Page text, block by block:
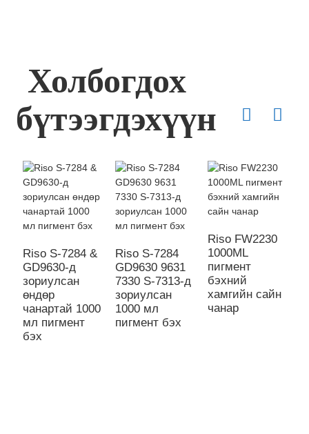
Холбогдох
бүтээгдэхүүн
Riso S-7284 &
GD9630-д
зориулсан
өндөр
чанартай 1000
мл пигмент
бэх
Riso S-7284
GD9630 9631
7330 S-7313-д
зориулсан
1000 мл
пигмент бэх
Riso FW2230
1000ML
пигмент
бэхний
хамгийн сайн
чанар